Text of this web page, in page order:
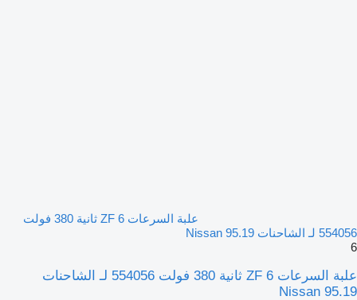
علبة السرعات ZF 6 ثانية 380 فولت
554056 لـ الشاحنات Nissan 95.19
6
علبة السرعات ZF 6 ثانية 380 فولت 554056 لـ الشاحنات
Nissan 95.19